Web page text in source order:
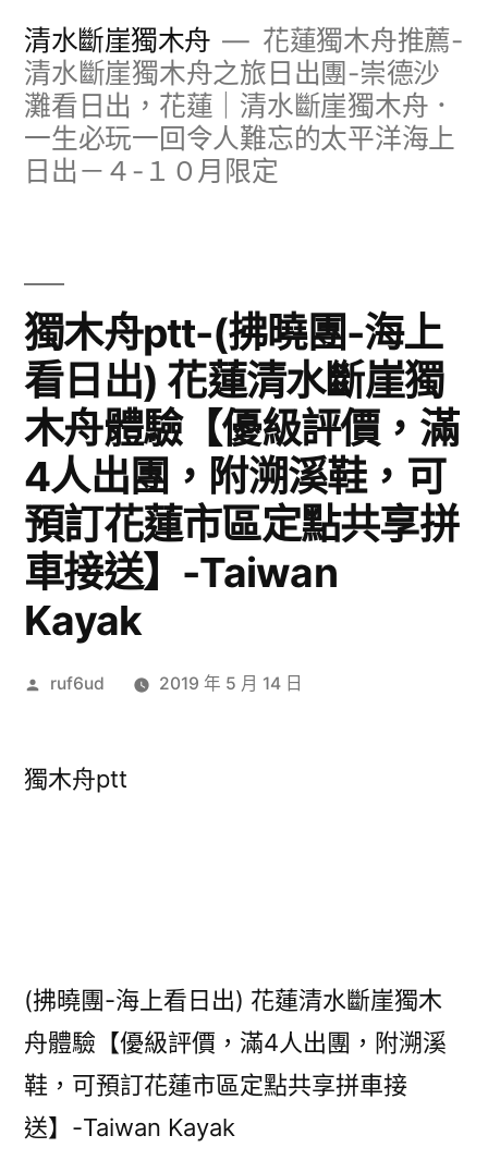
清水斷崖獨木舟
花蓮獨木舟推薦-
清水斷崖獨木舟之旅日出團-崇德沙
灘看日出，花蓮｜清水斷崖獨木舟．
一生必玩一回令人難忘的太平洋海上
日出－４-１０月限定
獨木舟ptt-(拂曉團-海上
看日出) 花蓮清水斷崖獨
木舟體驗【優級評價，滿
4人出團，附溯溪鞋，可
預訂花蓮市區定點共享拼
車接送】-Taiwan
Kayak
作
ruf6ud 2019 年 5 月 14 日
獨木舟ptt
(拂曉團-海上看日出) 花蓮清水斷崖獨木
舟體驗【優級評價，滿4人出團，附溯溪
鞋，可預訂花蓮市區定點共享拼車接
送】-Taiwan Kayak